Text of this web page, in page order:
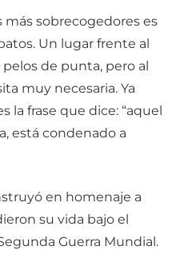
sobrecogedores es
Un lugar frente al
de punta, pero al
muy necesaria. Ya
la frase que dice: “aquel
está condenado a
en homenaje a
su vida bajo el
Guerra Mundial.